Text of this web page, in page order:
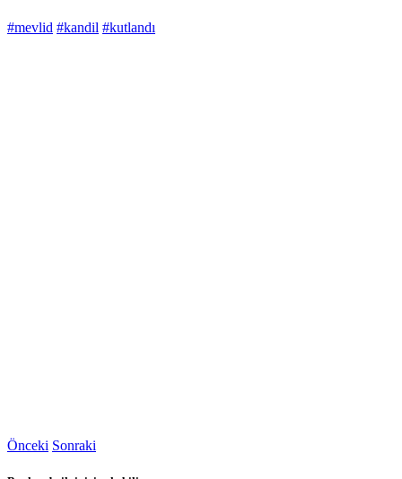
#mevlid #kandil #kutlandı
Önceki Sonraki